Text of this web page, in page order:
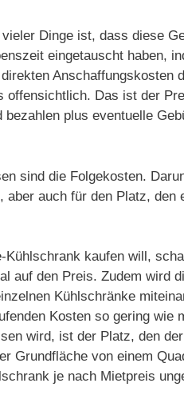
Dinge ist, dass diese
eingetauscht haben,
Anschaffungskosten
offensichtlich. Das ist der
plus eventuelle
sind die Folgekosten.
aber auch für den Platz, den
kaufen will,
auf den Preis. Zudem wird
Kühlschränke
Kosten so gering wie
wird, ist der Platz, den
Grundfläche von einem
je nach Mietpreis